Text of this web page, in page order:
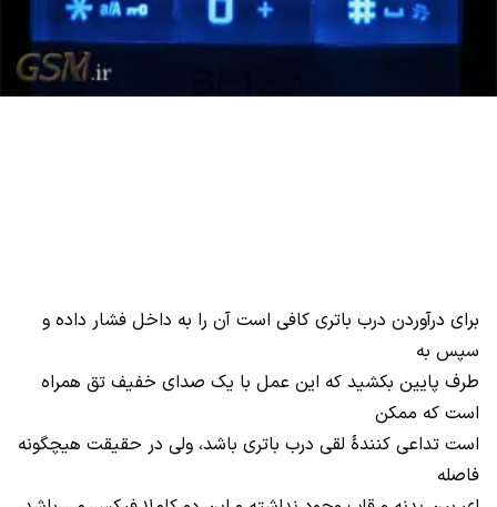
برای درآوردن درب باتری کافی است آن را به داخل فشار داده و
سپس به
طرف پایین بکشید که این عمل با یک صدای خفیف تق همراه
است که ممکن
است تداعی کنندۀ لقی درب باتری باشد، ولی در حقیقت هیچگونه
فاصله